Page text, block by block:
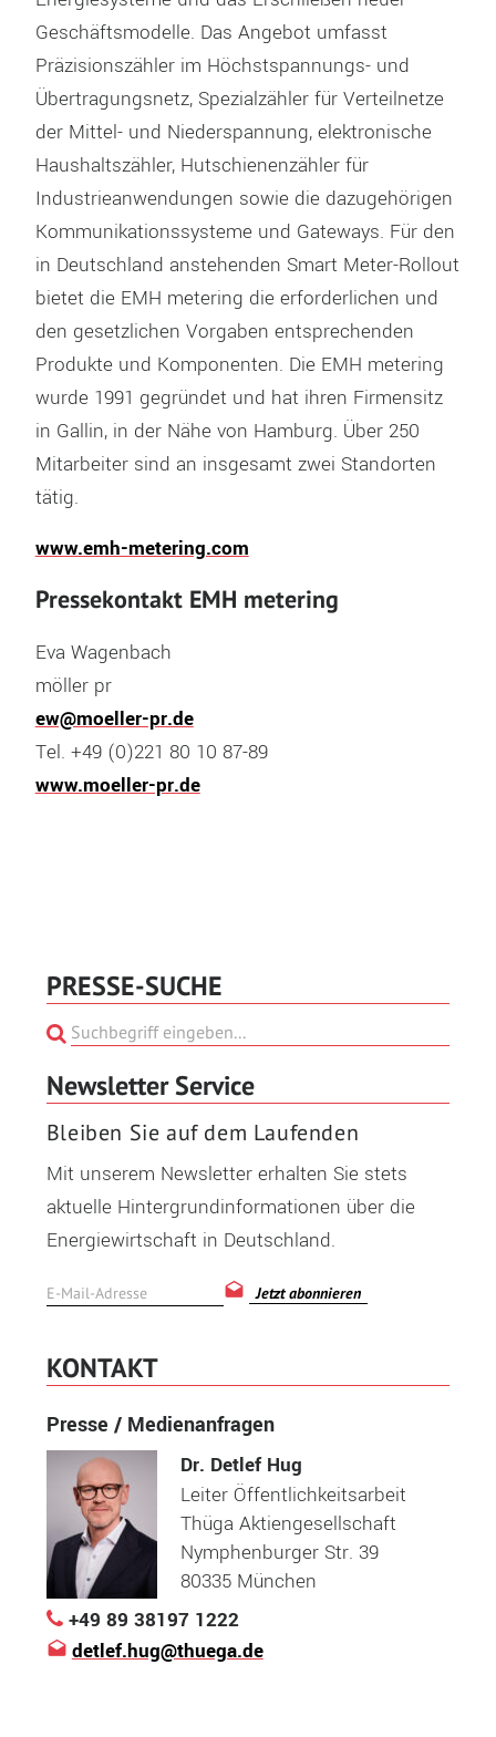
Geschäftsmodelle. Das Angebot umfasst
Präzisionszähler im Höchstspannungs- und
Übertragungsnetz, Spezialzähler für Verteilnetze
der Mittel- und Niederspannung, elektronische
Haushaltszähler, Hutschienenzähler für
Industrieanwendungen sowie die dazugehörigen
Kommunikationssysteme und Gateways. Für den
in Deutschland anstehenden Smart Meter-Rollout
bietet die EMH metering die erforderlichen und
den gesetzlichen Vorgaben entsprechenden
Produkte und Komponenten. Die EMH metering
wurde 1991 gegründet und hat ihren Firmensitz
in Gallin, in der Nähe von Hamburg. Über 250
Mitarbeiter sind an insgesamt zwei Standorten
tätig.
www.emh-metering.com
Pressekontakt EMH metering
Eva Wagenbach
möller pr
ew@moeller-pr.de
Tel. +49 (0)221 80 10 87-89
www.moeller-pr.de
PRESSE-SUCHE
Newsletter Service
Bleiben Sie auf dem Laufenden
Mit unserem Newsletter erhalten Sie stets
aktuelle Hintergrundinformationen über die
Energiewirtschaft in Deutschland.
Jetzt abonnieren
KONTAKT
Presse / Medienanfragen
Dr. Detlef Hug
Leiter Öffentlichkeitsarbeit
Thüga Aktiengesellschaft
Nymphenburger Str. 39
80335 München
+49 89 38197 1222
detlef.hug@thuega.de